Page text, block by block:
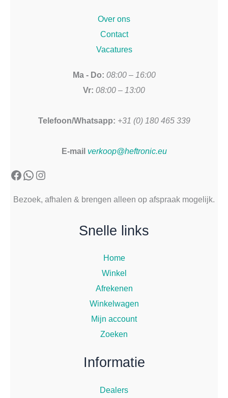
Over ons
Contact
Vacatures
Ma - Do: 08:00 – 16:00
Vr: 08:00 – 13:00
Telefoon/Whatsapp: +31 (0) 180 465 339
E-mail verkoop@heftronic.eu
Facebook
WhatsApp
Instagram
Bezoek, afhalen & brengen alleen op afspraak mogelijk.
Snelle links
Home
Winkel
Afrekenen
Winkelwagen
Mijn account
Zoeken
Informatie
Dealers